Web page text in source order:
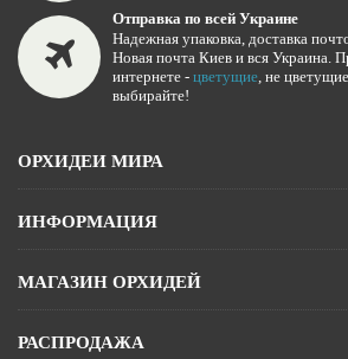
Отправка по всей Украине
Надежная упаковка, доставка
Новая почта Киев и вся Украина.
интернете - цветущие, не
выбирайте!
ОРХИДЕИ МИРА
ИНФОРМАЦИЯ
МАГАЗИН ОРХИДЕЙ
РАСПРОДАЖА